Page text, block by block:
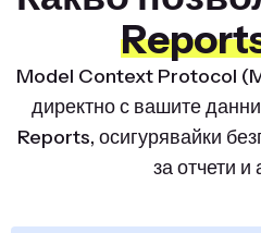
Model Context Protocol
директно с вашите
Reports, осигурявайки
за отчети и